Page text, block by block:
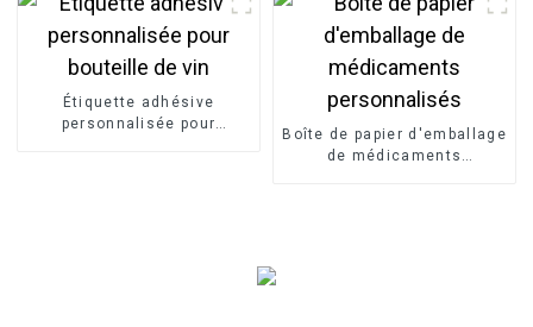
Étiquette adhésive
personnalisée pour
Boîte de papier d'emballage
de médicaments